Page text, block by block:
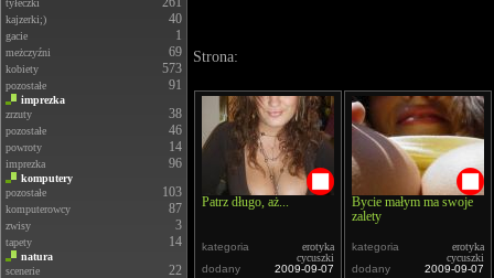
tyłeczki
kajzerki;) 40
gacie 1
meżczyźni 69
kobiety 573
pozostałe 91
imprezka
zrzuty
38
pozostałe 46
powroty 14
imprezka 96
komputery
pozostałe
103
komputerowcy 87
zwisy 3
tapety 14
natura
scenerie
22
Strona:
Patrz długo, aż...
kategoria
erotyka
cycuszki
dodany
2009-09-07
Bycie małym ma swoje
zalety
kategoria
erotyka
cycuszki
dodany
2009-09-07